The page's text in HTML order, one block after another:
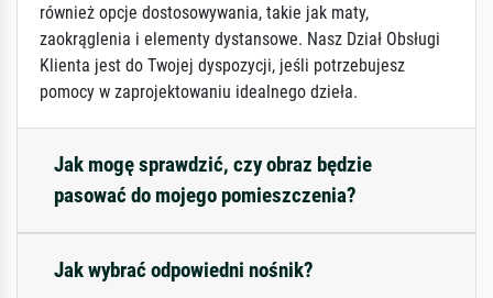
również opcje dostosowywania, takie jak maty,
zaokrąglenia i elementy dystansowe. Nasz Dział Obsługi
Klienta jest do Twojej dyspozycji, jeśli potrzebujesz
pomocy w zaprojektowaniu idealnego dzieła.
Jak mogę sprawdzić, czy obraz będzie
pasować do mojego pomieszczenia?
Jak wybrać odpowiedni nośnik?